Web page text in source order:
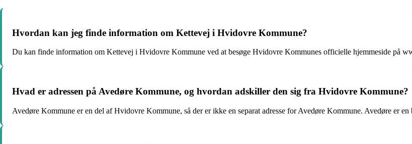
Hvordan kan jeg finde information om Kettevej i Hvidovre Kommune?
Du kan finde information om Kettevej i Hvidovre Kommune ved at besøge Hvidovre Kommunes officielle hjemmeside på
Hvad er adressen på Avedøre Kommune, og hvordan adskiller den sig fra Hvidovre Kommune?
Avedøre Kommune er en del af Hvidovre Kommune, så der er ikke en separat adresse for Avedøre Kommune. Avedøre er